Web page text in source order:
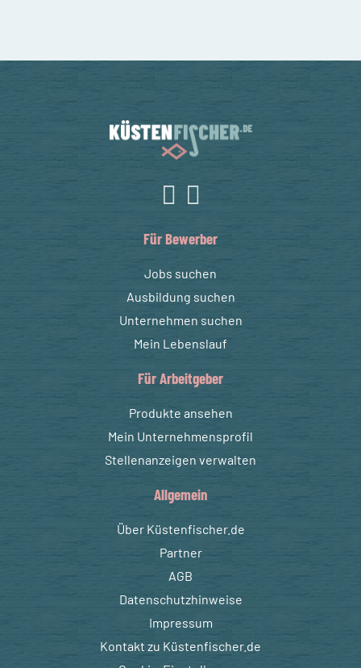
Für Bewerber
Jobs suchen
Ausbildung suchen
Unternehmen suchen
Mein Lebenslauf
Für Arbeitgeber
Produkte ansehen
Mein Unternehmensprofil
Stellenanzeigen verwalten
Allgemein
Über Küstenfischer.de
Partner
AGB
Datenschutzhinweise
Impressum
Kontakt zu Küstenfischer.de